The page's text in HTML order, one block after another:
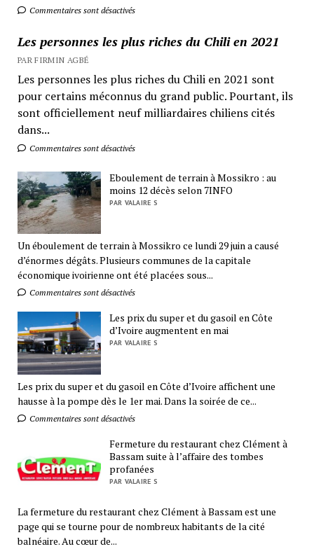
Commentaires sont désactivés
Les personnes les plus riches du Chili en 2021
PAR FIRMIN AGBÉ
Les personnes les plus riches du Chili en 2021 sont
pour certains méconnus du grand public. Pourtant, ils
sont officiellement neuf milliardaires chiliens cités
dans...
Commentaires sont désactivés
Eboulement de terrain à Mossikro : au
moins 12 décès selon 7INFO
PAR VALAIRE S
Un éboulement de terrain à Mossikro ce lundi 29 juin a causé
d’énormes dégâts. Plusieurs communes de la capitale
économique ivoirienne ont été placées sous...
Commentaires sont désactivés
Les prix du super et du gasoil en Côte
d’Ivoire augmentent en mai
PAR VALAIRE S
Les prix du super et du gasoil en Côte d’Ivoire affichent une
hausse à la pompe dès le 1er mai. Dans la soirée de ce...
Commentaires sont désactivés
Fermeture du restaurant chez Clément à
Bassam suite à l’affaire des tombes
profanées
PAR VALAIRE S
La fermeture du restaurant chez Clément à Bassam est une
page qui se tourne pour de nombreux habitants de la cité
balnéaire. Au cœur de...